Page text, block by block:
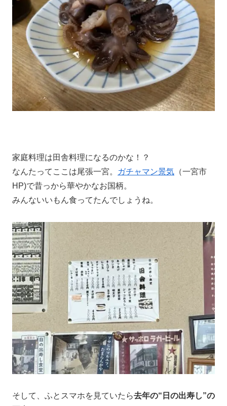
家庭料理は田舎料理になるのかな！？
なんたってここは尾張一宮。
ガチャマン景気 （一宮市
HP)で昔っから華やかなお国柄。
みんないいもん食ってたんでしょうね。
そして、ふとスマホを見ていたら去年の“日の出寿し”の